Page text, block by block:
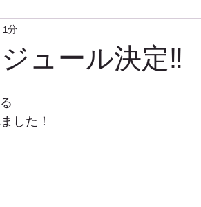
ュール決定‼︎
分
した！